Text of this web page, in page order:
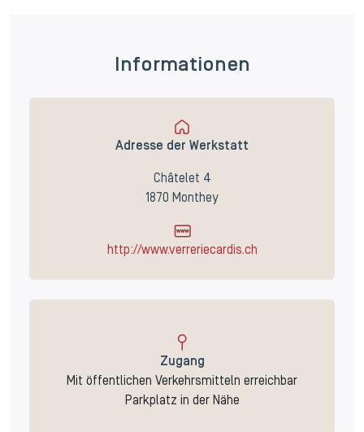
Informationen
Adresse der Werkstatt
Châtelet 4
1870 Monthey
http://www.verreriecardis.ch
Zugang
Mit öffentlichen Verkehrsmitteln erreichbar
Parkplatz in der Nähe